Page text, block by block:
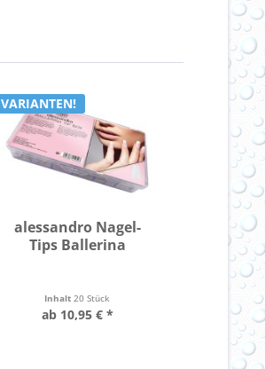
VARIANTEN!
alessandro Nagel-
Tips Ballerina
Inhalt 20 Stück
ab 10,95 € *
LCN